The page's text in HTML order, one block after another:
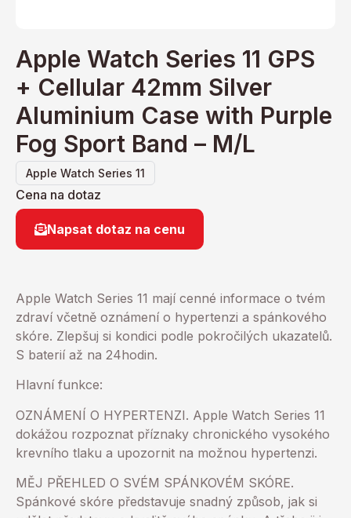
Apple Watch Series 11
Apple Watch Series 11 GPS
+ Cellular 42mm Silver
Aluminium Case with Purple
Fog Sport Band – M/L
Cena na dotaz
Napsat dotaz na cenu
Apple Watch Series 11 mají cenné informace o tvém
zdraví včetně oznámení o hypertenzi a spánkového
skóre. Zlepšuj si kondici podle pokročilých ukazatelů.
S baterií až na 24hodin.
Hlavní funkce:
OZNÁMENÍ O HYPERTENZI. Apple Watch Series 11
dokážou rozpoznat příznaky chronického vysokého
krevního tlaku a upozornit na možnou hypertenzi.
MĚJ PŘEHLED O SVÉM SPÁNKOVÉM SKÓRE.
Spánkové skóre představuje snadný způsob, jak si